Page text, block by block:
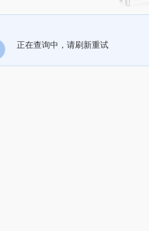
正在查询中，请刷新重试